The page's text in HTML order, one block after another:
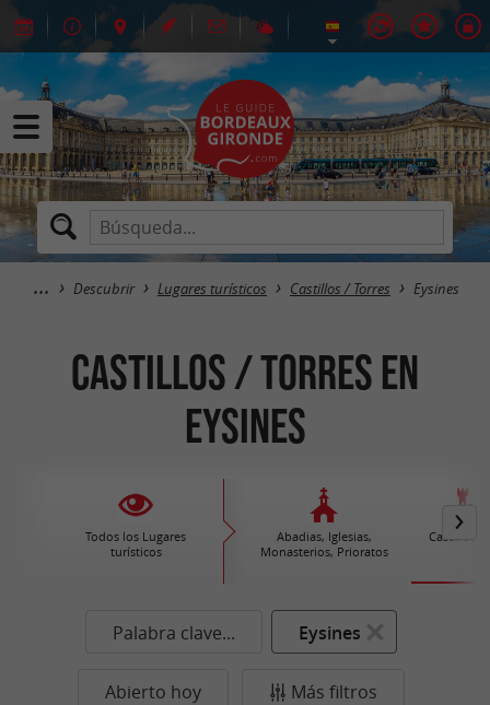
Descubrir Lugares turísticos Castillos / Torres Eysines
Castillos / Torres en
Eysines
Todos los Lugares
turísticos
Abadias, Iglesias,
Monasterios, Prioratos
Castillos /
Palabra clave... Eysines
Abierto hoy Más filtros